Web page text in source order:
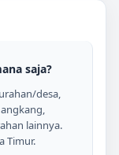
saja?
desa,
lainnya.
Timur.